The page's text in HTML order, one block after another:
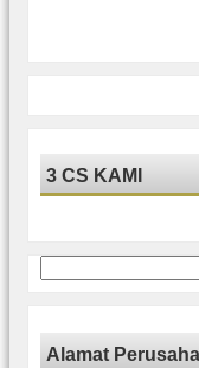
3 CS KAMI
for:
Alamat